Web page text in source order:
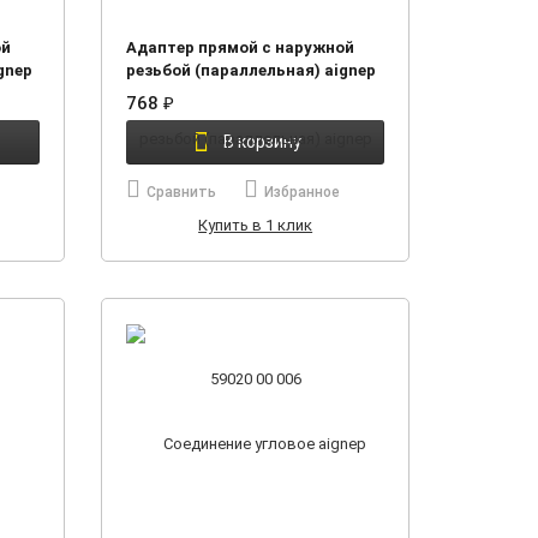
Адаптер прямой с наружной
резьбой (параллельная) aignep
59020 00 006
768₽
В корзину
Сравнить Избранное
Купить в 1 клик